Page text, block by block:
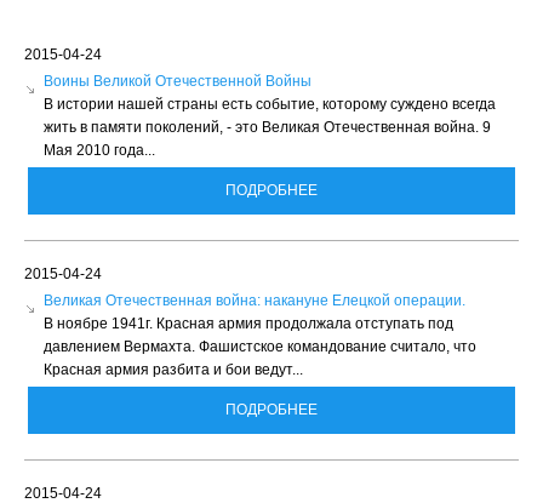
2015-04-24
Воины Великой Отечественной Войны
В истории нашей страны есть событие, которому суждено всегда
жить в памяти поколений, - это Великая Отечественная война. 9
Мая 2010 года...
ПОДРОБНЕЕ
2015-04-24
Великая Отечественная война: накануне Елецкой операции.
В ноябре 1941г. Красная армия продолжала отступать под
давлением Вермахта. Фашистское командование считало, что
Красная армия разбита и бои ведут...
ПОДРОБНЕЕ
2015-04-24